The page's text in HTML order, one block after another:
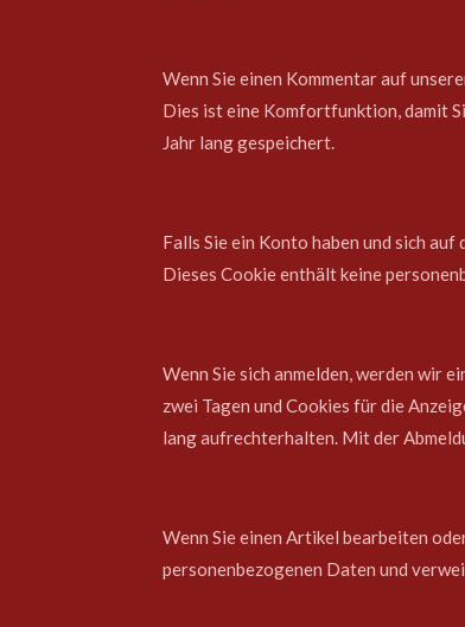
Wenn Sie einen Kommentar auf
Dies ist eine Komfortfunktion, damit
Jahr lang gespeichert.
Falls Sie ein Konto haben und sich
Dieses Cookie enthält keine
Wenn Sie sich anmelden, werden wir
zwei Tagen und Cookies für die
lang aufrechterhalten. Mit der
Wenn Sie einen Artikel bearbeiten
personenbezogenen Daten und